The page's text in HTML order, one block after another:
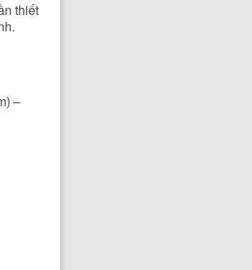
thiết
–